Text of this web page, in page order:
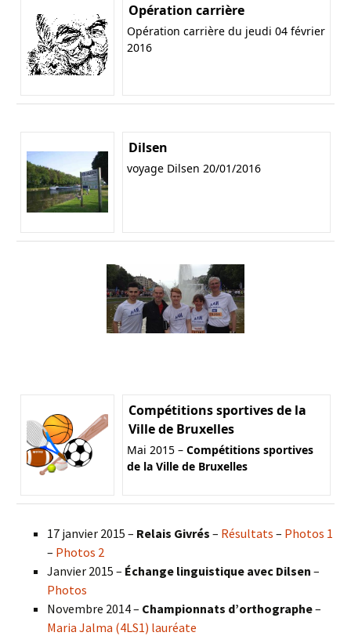
Opération carrière
Opération carrière du jeudi 04 février
2016
Dilsen
voyage Dilsen 20/01/2016
Compétitions sportives de la
Ville de Bruxelles
Mai 2015 – Compétitions sportives
de la Ville de Bruxelles
17 janvier 2015 – Relais Givrés – Résultats – Photos 1
– Photos 2
Janvier 2015 – Échange linguistique avec Dilsen –
Photos
Novembre 2014 – Championnats d’orthographe–
Maria Jalma (4LS1) lauréate